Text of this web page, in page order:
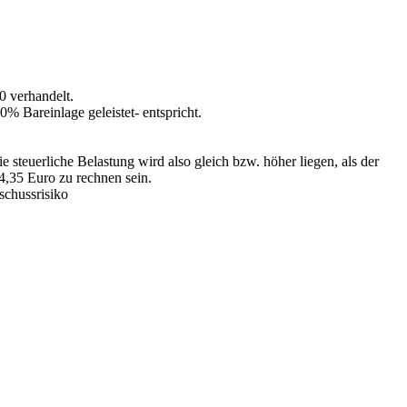
verhandelt.
Bareinlage geleistet- entspricht.
steuerliche Belastung wird also gleich bzw. höher liegen, als der
Euro zu rechnen sein.